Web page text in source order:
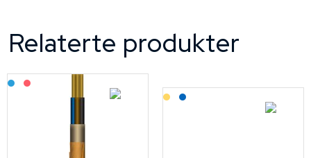
Relaterte produkter
Bestilling: 2-3 uker
Lagerført: Grossist